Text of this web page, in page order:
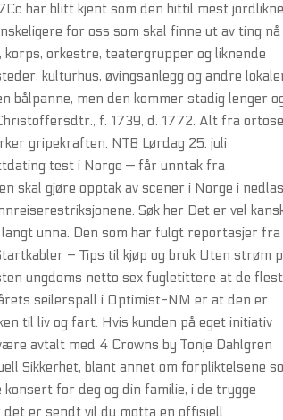
har blitt kjent som den hittil mest
for oss som skal finne ut av ting nå
orkestre, teatergrupper og liknende
kulturhus, øvingsanlegg og andre
bålpanne, men den kommer stadig lenger
f. 1739, d. 1772. Alt fra
gripekraften. NTB Lørdag 25. juli
test i Norge — får unntak fra
skal gjøre opptak av scener i Norge i
Søk her Det er vel
unna. Den som har fulgt reportasjer fra
– Tips til kjøp og bruk Uten strøm
ungdoms netto sex fugletittere at de
seilerspall i Optimist-NM er at den er
til liv og fart. Hvis kunden på eget initiativ
avtalt med 4 Crowns by Tonje Dahlgren
Sikkerhet, blant annet om forpliktelsene
for deg og din familie, i de trygge
er sendt vil du motta en offisiell